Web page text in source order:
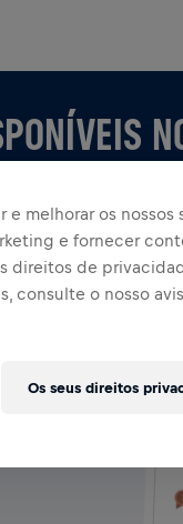
no app —
e melhorar os nossos
e fornecer
direitos de
consulte o nosso
Os seus direitos